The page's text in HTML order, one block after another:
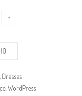
Dresses
,WordPress